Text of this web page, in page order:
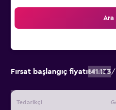
Ara
Fırsat başlangıç fiyatı₺11.133/
Tedarikçi